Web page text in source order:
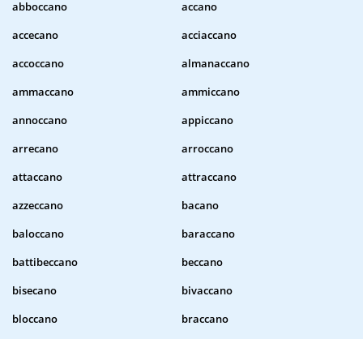
abboccano
accano
accecano
acciaccano
accoccano
almanaccano
ammaccano
ammiccano
annoccano
appiccano
arrecano
arroccano
attaccano
attraccano
azzeccano
bacano
baloccano
baraccano
battibeccano
beccano
bisecano
bivaccano
bloccano
braccano